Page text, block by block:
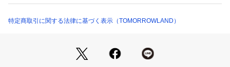
ます。
※商品の色味は、商品単体または素材アップ画像をご確認くだ
商品番号：1095000026911 （モール）
特定商取引に関する法律に基づく表示（TOMORROWLAND）